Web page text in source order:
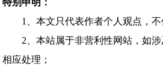
特别申明：
1、本文只代表作者个人观点，
2、本站属于非营利性网站，如
相应处理；